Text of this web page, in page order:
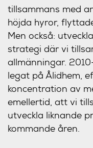
tillsammans med
höjda hyror,
Men också:
strategi där vi
allmänningar.
legat på Ålidhem,
koncentration av
emellertid, att vi
utveckla liknande
kommande åren.